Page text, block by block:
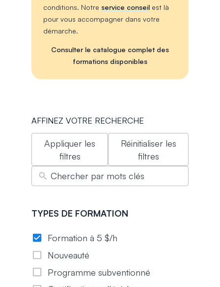
conditions. Notre service conseil est là
pour vous accompagner dans votre
démarche.
Consulter le catalogue complet des
formations disponibles
AFFINEZ VOTRE RECHERCHE
Appliquer les
filtres
Réinitialiser les
filtres
TYPES DE FORMATION
Formation à 5 $/h
Nouveauté
Programme subventionné